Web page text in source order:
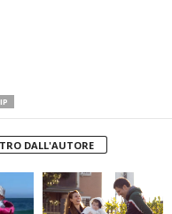
DALL'AUTORE